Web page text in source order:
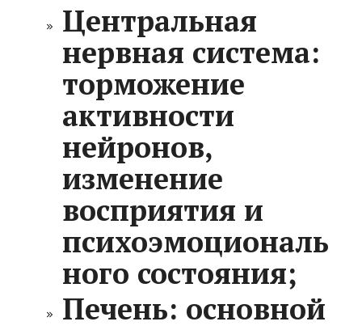
Центральная
нервная система:
торможение
активности
нейронов,
изменение
восприятия и
психоэмоциональ
ного состояния;
Печень: основной